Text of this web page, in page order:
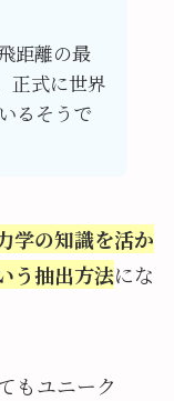
距離の最
正式に世界
るそうで
学の知識を活か
う抽出方法にな
もユニーク